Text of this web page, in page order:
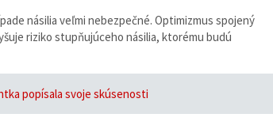
násilia veľmi nebezpečné. Optimizmus spojený
riziko stupňujúceho násilia, ktorému budú
popísala svoje skúsenosti